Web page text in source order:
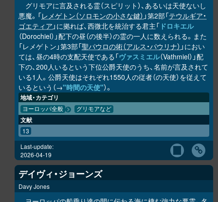
グリモアに言及される霊（スピリット）、あるいは天使ないし
悪魔。「レメゲトン（ソロモンの小さな鍵） 」第2部「テウルギア・
ゴエティア 」に拠れば、西微北を統治する君主「 ドロキエル
（Dorochiel）」配下の昼（の後半）の霊の一人に数えられる。また
「レメゲトン」第3部「聖パウロの術（アルス・パウリナ） 」におい
ては、昼の4時の支配天使である「ヴァスミエル（Vathmiel）」配
下の、200人いるという下位公爵天使のうち、名前が言及されて
いる1人。公爵天使はそれぞれ1550人の従者（の天使）を従えて
いるという（→"時間の天使"）。
地域・カテゴリ
ヨーロッパ全般 グリモアなど
文献
13
Last-update:
2026-04-19
デイヴィ・ジョーンズ
Davy Jones